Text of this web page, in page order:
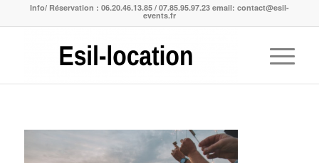
Info/ Réservation : 06.20.46.13.85 / 07.85.95.97.23 email: contact@esil-
events.fr